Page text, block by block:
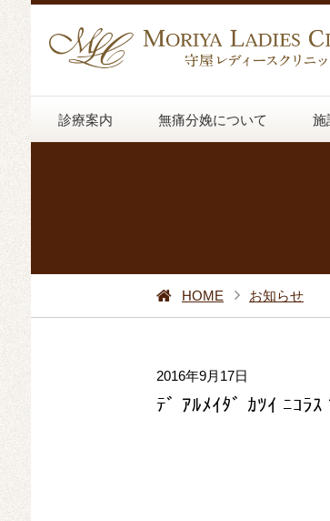
診療案内 無痛分娩について 施
HOME お知らせ
2016年9月17日
ﾃﾞ ｱﾙﾒｲﾀﾞ ｶﾂｲ ﾆｺﾗｽ